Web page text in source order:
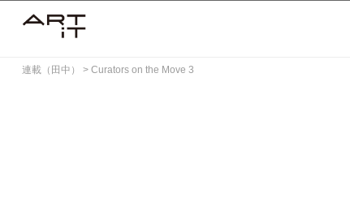
連載（田中） > Curators on the Move 3